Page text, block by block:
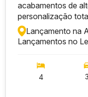
acabamentos de
personalização
Lançamento na
Lançamentos no
4 3